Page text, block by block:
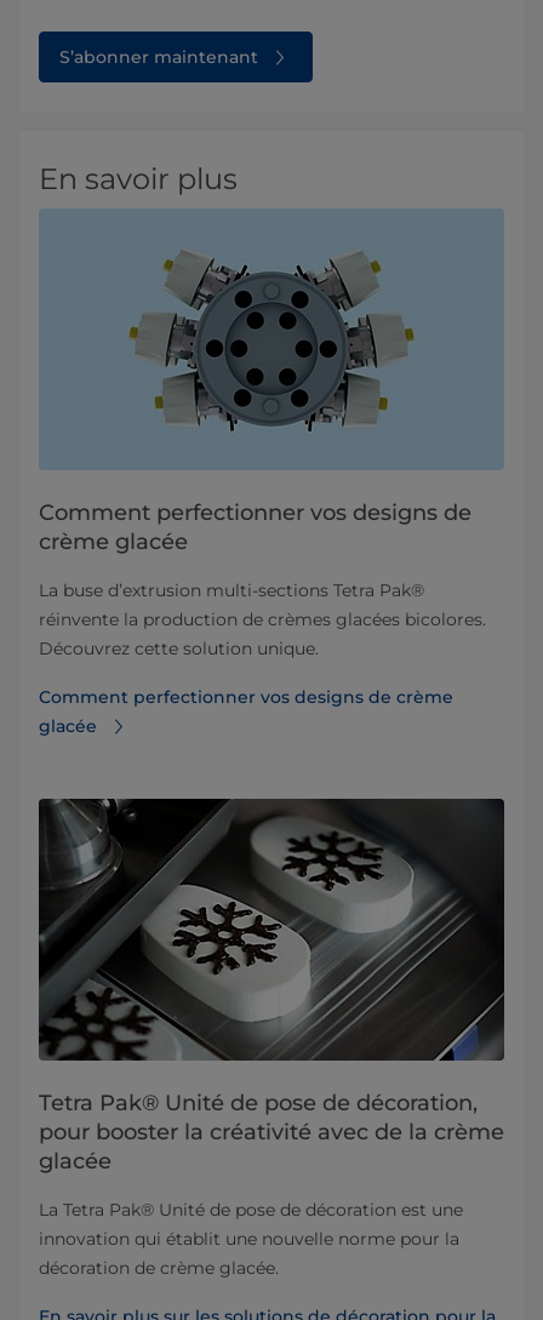
S’abonner maintenant
En savoir plus
Comment perfectionner vos designs de
crème glacée
La buse d’extrusion multi-sections Tetra Pak®
réinvente la production de crèmes glacées bicolores.
Découvrez cette solution unique.
Comment perfectionner vos designs de crème
glacée
Tetra Pak® Unité de pose de décoration,
pour booster la créativité avec de la crème
glacée
La Tetra Pak® Unité de pose de décoration est une
innovation qui établit une nouvelle norme pour la
décoration de crème glacée.